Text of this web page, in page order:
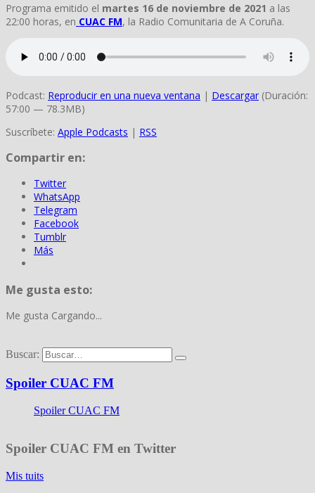
Programa emitido el martes 16 de noviembre de 2021 a las
22:00 horas, en CUAC FM, la Radio Comunitaria de A Coruña.
Podcast: Reproducir en una nueva ventana | Descargar (Duración:
57:00 — 78.3MB)
Suscríbete: Apple Podcasts | RSS
Compartir en:
Twitter
WhatsApp
Telegram
Facebook
Tumblr
Más
Me gusta esto:
Me gusta Cargando...
Buscar:
Spoiler CUAC FM
Spoiler CUAC FM
Spoiler CUAC FM en Twitter
Mis tuits